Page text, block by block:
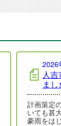
2026
人
まし
計画策定
いても甚
豪雨をは